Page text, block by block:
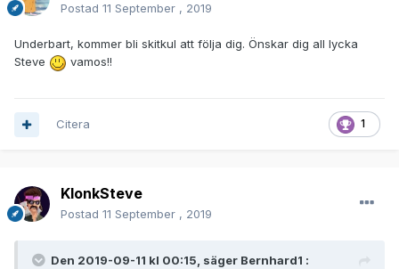
Postad 11 September , 2019
Underbart, kommer bli skitkul att följa dig. Önskar dig all lycka
Steve
vamos!!
1
Citera
KlonkSteve
Postad 11 September , 2019
Den 2019-09-11 kl 00:15, säger Bernhard1 :